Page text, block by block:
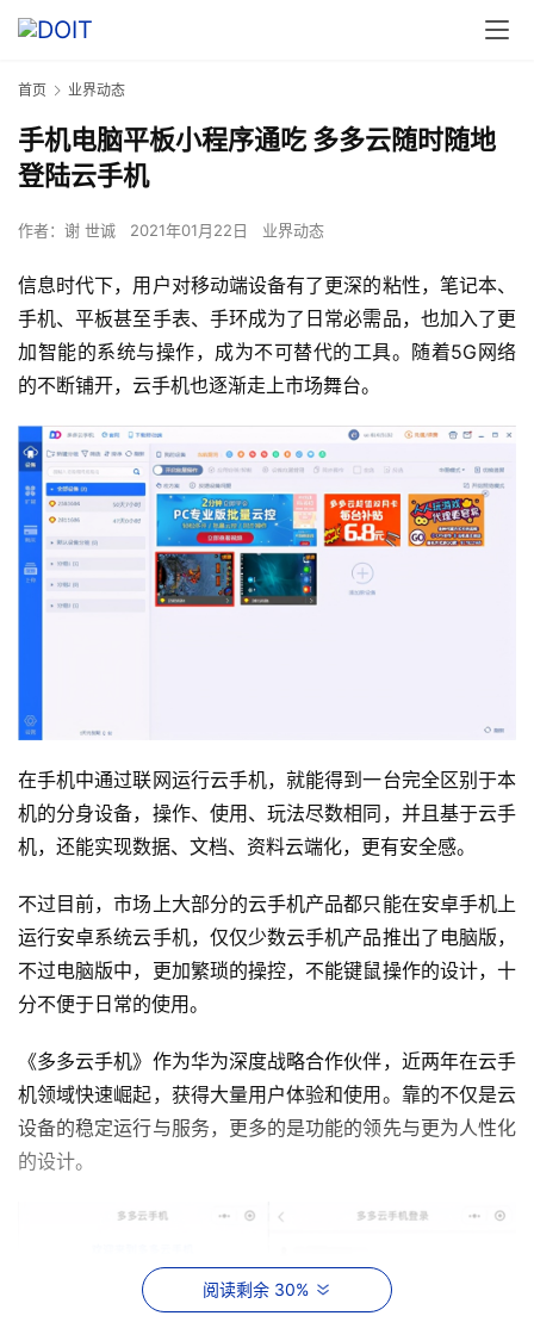
首页 业界动态
手机电脑平板小程序通吃 多多云随时随地
登陆云手机
作者： 谢 世诚 2021年01月22日 业界动态
信息时代下，用户对移动端设备有了更深的粘性，笔记本、
手机、平板甚至手表、手环成为了日常必需品，也加入了更
加智能的系统与操作，成为不可替代的工具。随着5G网络
的不断铺开，云手机也逐渐走上市场舞台。
在手机中通过联网运行云手机，就能得到一台完全区别于本
机的分身设备，操作、使用、玩法尽数相同，并且基于云手
机，还能实现数据、文档、资料云端化，更有安全感。
不过目前，市场上大部分的云手机产品都只能在安卓手机上
运行安卓系统云手机，仅仅少数云手机产品推出了电脑版，
不过电脑版中，更加繁琐的操控，不能键鼠操作的设计，十
分不便于日常的使用。
《多多云手机》作为华为深度战略合作伙伴，近两年在云手
机领域快速崛起，获得大量用户体验和使用。靠的不仅是云
设备的稳定运行与服务，更多的是功能的领先与更为人性化
的设计。
阅读剩余 30%